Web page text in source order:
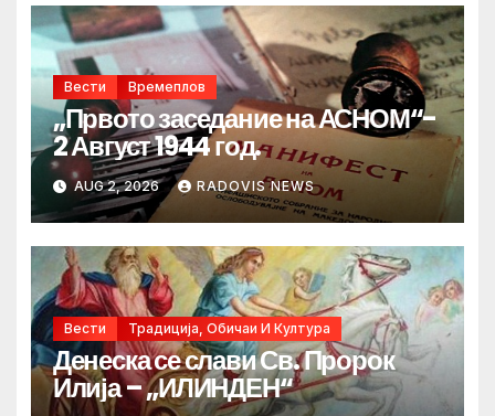
Вести Времеплов
„Првото заседание на АСНОМ“-
2 Август 1944 год.
AUG 2, 2026 RADOVIS NEWS
Вести Традиција, Обичаи И Култура
Денеска се слави Св. Пророк
Илија – „ИЛИНДЕН“